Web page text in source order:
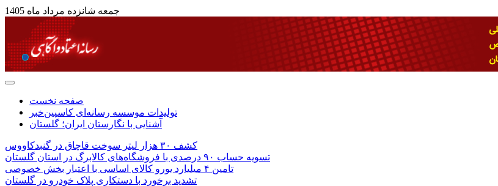
جمعه شانزده مرداد ماه 1405
صفحه نخست
تولیدات موسسه رسانه‌ای کاسپین‌خبر
آشنایی با نگارستان ایران؛ گلستان
کشف ۳۰ هزار لیتر سوخت قاچاق در گنبدکاووس
تسویه حساب ۹۰ درصدی با فروشگاه‌های کالابرگ در استان گلستان
تامین ۴ میلیارد یورو کالای اساسی با اعتبار بخش خصوصی
تشدید برخورد با دستکاری پلاک خودرو در گلستان